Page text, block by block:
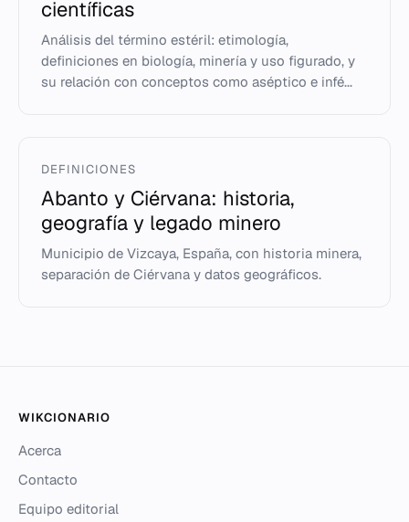
científicas
Análisis del término estéril: etimología,
definiciones en biología, minería y uso figurado, y
su relación con conceptos como aséptico e infé...
DEFINICIONES
Abanto y Ciérvana: historia,
geografía y legado minero
Municipio de Vizcaya, España, con historia minera,
separación de Ciérvana y datos geográficos.
WIKCIONARIO
Acerca
Contacto
Equipo editorial